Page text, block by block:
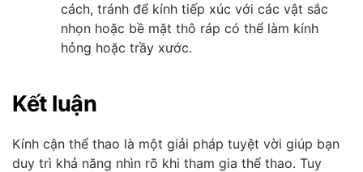
cách, tránh để kính tiếp xúc với các vật sắc
nhọn hoặc bề mặt thô ráp có thể làm kính
hỏng hoặc trầy xước.
Kết luận
Kính cận thể thao là một giải pháp tuyệt vời giúp bạn
duy trì khả năng nhìn rõ khi tham gia thể thao. Tuy